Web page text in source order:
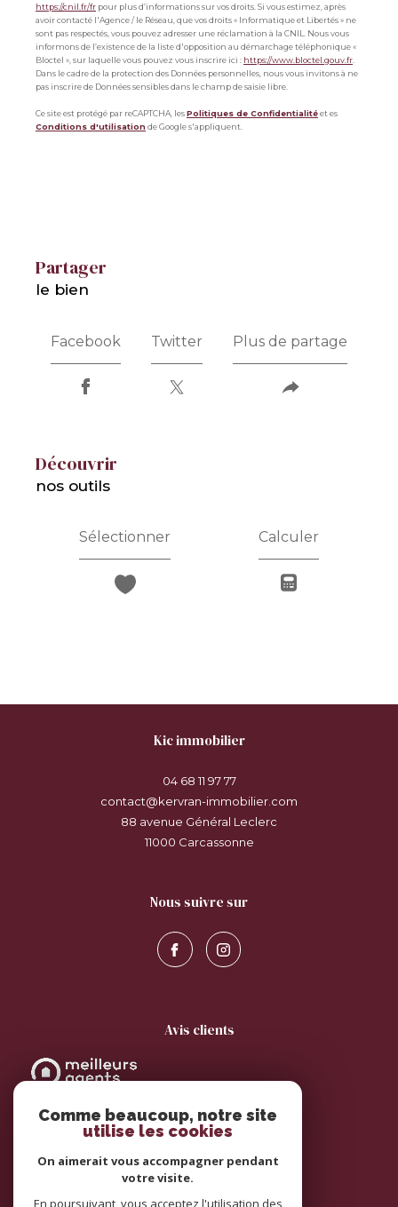
https://cnil.fr/fr pour plus d’informations sur vos droits. Si vous estimez, après
avoir contacté l'Agence / le Réseau, que vos droits « Informatique et Libertés » ne
sont pas respectés, vous pouvez adresser une réclamation à la CNIL. Nous vous
informons de l’existence de la liste d'opposition au démarchage téléphonique «
Bloctel », sur laquelle vous pouvez vous inscrire ici : https://www.bloctel.gouv.fr.
Dans le cadre de la protection des Données personnelles, nous vous invitons à ne
pas inscrire de Données sensibles dans le champ de saisie libre.
Ce site est protégé par reCAPTCHA, lesPolitiques de Confidentialitéet es
Conditions d'utilisationde Google s'appliquent.
partager
le bien
Facebook Twitter Plus de partage
découvrir
nos outils
Sélectionner Calculer
kic immobilier
04 68 11 97 77
contact@kervran-immobilier.com
88 avenue Général Leclerc
11000
carcassonne
nous suivre sur
avis clients
adhérents
Comme beaucoup, notre site
utilise les cookies
On aimerait vous accompagner pendant
votre visite.
En poursuivant, vous acceptez l'utilisation des